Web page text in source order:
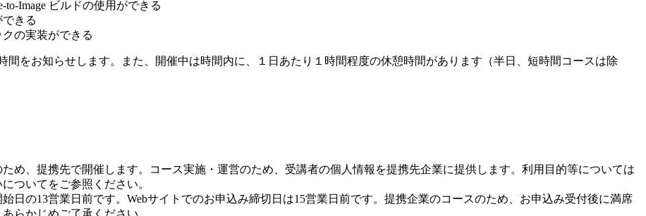
Image ビルドの使用ができる
きる
の実装ができる
をお知らせします。また、開催中は時間内に、１日あたり１時間程度の休憩時間があります（半日、短時間コースは除
め、提携先で開催します。コース実施・運営のため、受講者の個人情報を提携先企業に提供します。利用目的等については
ついてをご参照ください。
日の13営業日前です。Webサイトでのお申込み締切日は15営業日前です。提携企業のコースのため、お申込み受付後に満席